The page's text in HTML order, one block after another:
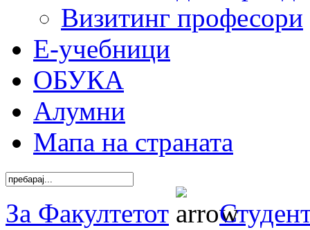
Визитинг професори
Е-учебници
ОБУКА
Алумни
Мапа на страната
За Факултетот